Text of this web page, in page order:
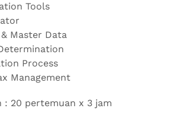
Tools
Master Data
Process
Management
20 pertemuan x 3 jam